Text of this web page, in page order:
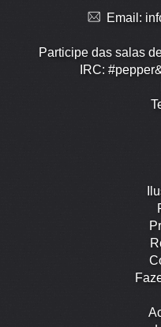
Email:
Participe das salas
IRC: